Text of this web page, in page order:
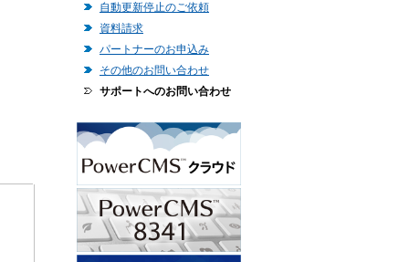
自動更新停止のご依頼
資料請求
パートナーのお申込み
その他のお問い合わせ
サポートへのお問い合わせ